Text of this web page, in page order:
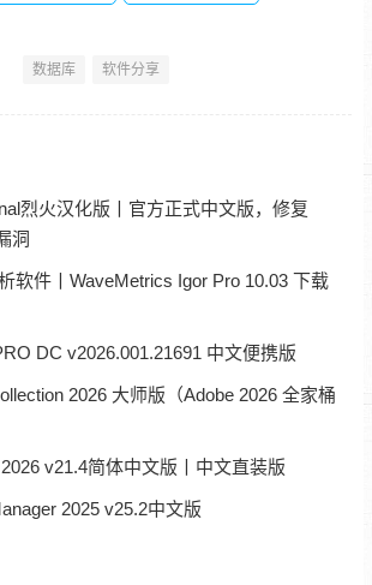
数据库 软件分享
烈火汉化版丨官方正式中文版，修复
洞
软件丨WaveMetrics Igor Pro 10.03 下载
DC v2026.001.21691 中文便携版
2026 大师版（Adobe 2026 全家桶
v21.4简体中文版丨中文直装版
2025 v25.2中文版